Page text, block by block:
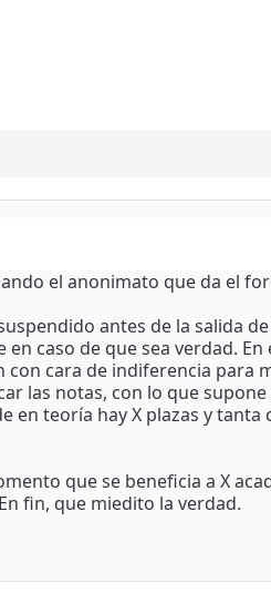
el anonimato que da el
antes de la salida
caso de que sea verdad. En
cara de indiferencia para
las notas, con lo que
en teoría hay X plazas y
que se beneficia a X
fin, que miedito la verdad.